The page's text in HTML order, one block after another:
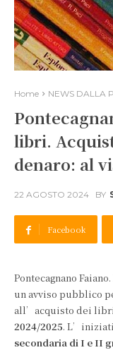
Home NEWS DALLA
libri.
denaro: al
22 AGOSTO 2024 BY
Facebook
Pontecagnano
un avviso pubblico
all’acquisto dei
2024/2025.
secondaria di I e II